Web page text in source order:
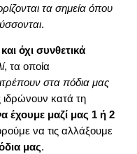
τα σημεία όπου
.
όχι συνθετικά
, τα οποία
στα πόδια μας
ιδρώνουν κατά τη
έχουμε μαζί μας 1 ή 2
να τις αλλάξουμε
μας.